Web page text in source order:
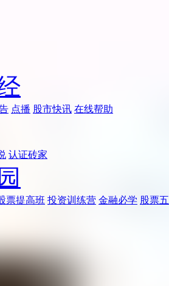
点播 股市快讯 在线帮助
认证砖家
票提高班 投资训练营 金融必学 股票